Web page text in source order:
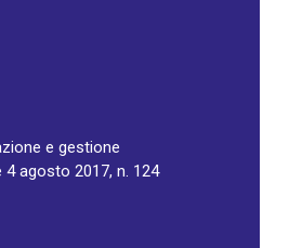
e gestione
agosto 2017, n. 124